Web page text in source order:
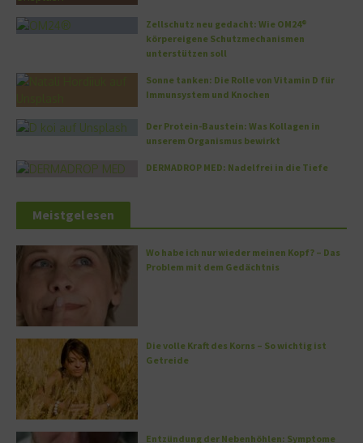
Zellschutz neu gedacht: Wie OM24®
körpereigene Schutzmechanismen
unterstützen soll
Sonne tanken: Die Rolle von Vitamin D für
Immunsystem und Knochen
Der Protein-Baustein: Was Kollagen in
unserem Organismus bewirkt
DERMADROP MED: Nadelfrei in die Tiefe
Meistgelesen
Wo habe ich nur wieder meinen Kopf? – Das
Problem mit dem Gedächtnis
Die volle Kraft des Korns – So wichtig ist
Getreide
Entzündung der Nebenhöhlen: Symptome